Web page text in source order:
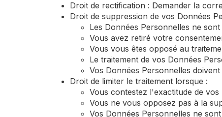
Droit de rectification : Demander la
Droit de suppression de vos Données
Les Données Personnelles ne
Vous avez retiré votre
Vous vous êtes opposé au
Le traitement de vos Données
Vos Données Personnelles
Droit de limiter le traitement lorsque :
Vous contestez l'exactitude de
Vous ne vous opposez pas à la
Vos Données Personnelles ne